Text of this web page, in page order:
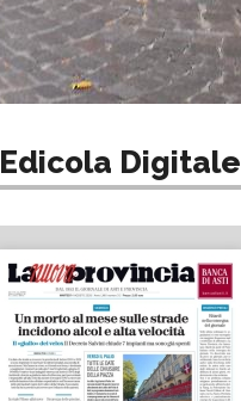
Edicola Digitale